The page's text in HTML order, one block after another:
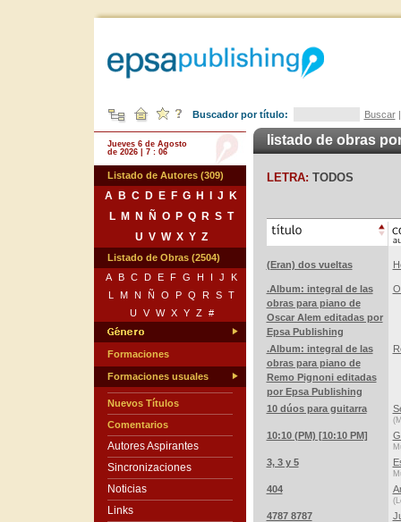
Buscador por título: Buscar
Jueves 6 de Agosto
de 2026 | 7 : 06
Listado de Autores (309)
A B C D E F G H J
K
L
M N Ñ O P Q R S T
U V W X Y Z
Listado de Obras (2504)
A
B C D E F G H I J
K
L
M N Ñ O P Q R S T
U
V W X Y Z #
Formaciones
Formaciones usuales
Nuevos Títulos
Comentarios
Autores Aspirantes
Sincronizaciones
Noticias
Links
listado de obras
LETRA: TODOS
(Eran) dos vueltas
.Album: integral de las
obras para piano de
Oscar Alem editadas por
Epsa Publishing
.Album: integral de las
obras para piano de
Remo Pignoni editadas
por Epsa Publishing
10 dúos para guitarra
10:10 (PM) [10:10 PM]
3, 3 y 5
404
4787 8787